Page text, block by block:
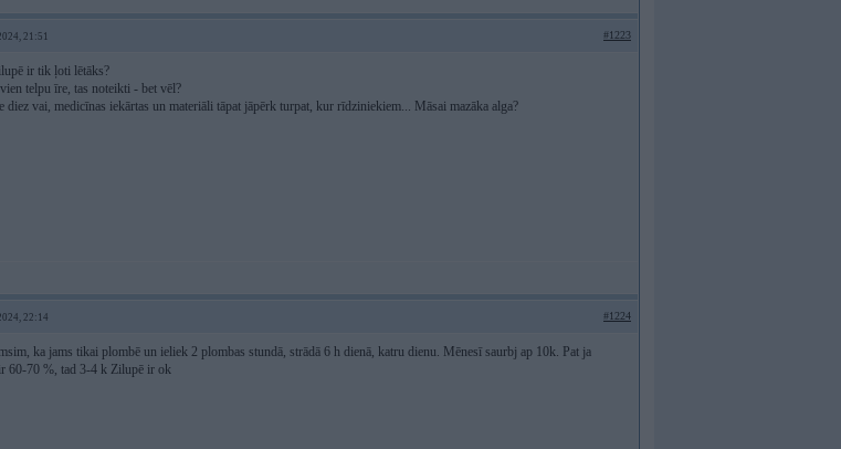
21:51 #1223
ir tik ļoti lētāks?
telpu īre, tas noteikti - bet vēl?
diez vai, medicīnas iekārtas un materiāli tāpat jāpērk turpat, kur rīdziniekiem... Māsai mazāka alga?
22:14 #1224
ka jams tikai plombē un ieliek 2 plombas stundā, strādā 6 h dienā, katru dienu. Mēnesī saurbj ap 10k. Pat ja
60-70 %, tad 3-4 k Zilupē ir ok